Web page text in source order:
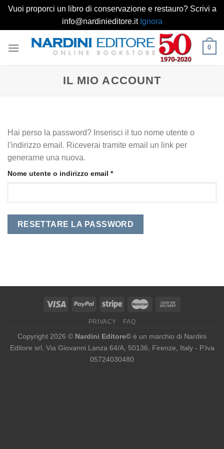
Vuoi proporci un libro di conservazione e restauro? Scrivi a
info@nardinieditore.it Ignora
0
IL MIO ACCOUNT
Hai perso la password? Inserisci il tuo nome utente o
l'indirizzo email. Riceverai tramite email un link per
generarne una nuova.
Nome utente o indirizzo email *Richiesto
RESETTARE LA PASSWORD
PRIVACY FAQ
Copyright 2026 © Nardini Editore© è un marchio di Nardini
Editore srl, Via Giovanni Lanza 64/A, 50136, Firenze, Italy - P.Iva
05724030480